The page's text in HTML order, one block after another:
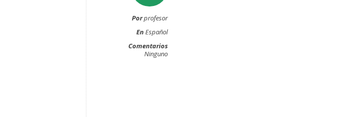
Porprofesor
EnEspañol
Comentarios
Ninguno